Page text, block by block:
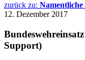
zurück zu:
12. Dezember 2017
Support)